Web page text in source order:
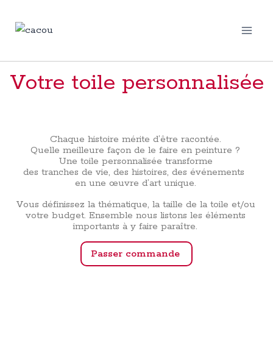
Votre toile personnalisée
Chaque histoire mérite d’être racontée.
Quelle meilleure façon de le faire en peinture ?
Une toile personnalisée transforme
des tranches de vie, des histoires, des événements
en une œuvre d’art unique.
Vous définissez la thématique, la taille de la toile et/ou
votre budget. Ensemble nous listons les éléments
importants à y faire paraître.
Passer commande